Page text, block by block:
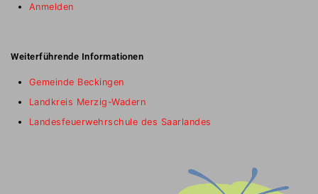
Anmelden
Weiterführende Informationen
Gemeinde Beckingen
Landkreis Merzig-Wadern
Landesfeuerwehrschule des Saarlandes